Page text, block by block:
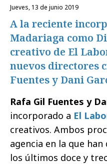
jueves, 13 de junio 2019
A la reciente
Madariaga como
creativo de El
nuevos directores
Fuentes y Dani
Rafa Gil Fuentes y
incorporado a El
creativos. Ambos
agencia en la que
los últimos doce y